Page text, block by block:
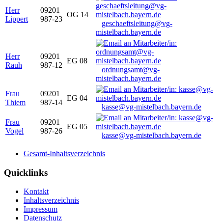
Herr
Lippert
09201
987-23
OG 14
geschaeftsleitung@vg-
mistelbach.bayern.de
Herr
Rauh
09201
987-12
EG 08
ordnungsamt@vg-
mistelbach.bayern.de
Frau
Thiem
09201
987-14
EG 04
kasse@vg-mistelbach.bayern.de
Frau
Vogel
09201
987-26
EG 05
kasse@vg-mistelbach.bayern.de
Gesamt-Inhaltsverzeichnis
Quicklinks
Kontakt
Inhaltsverzeichnis
Impressum
Datenschutz